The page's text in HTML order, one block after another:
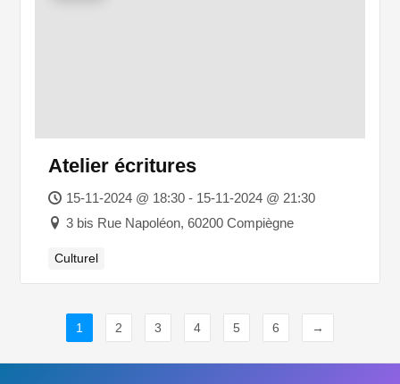
Atelier écritures
15-11-2024 @ 18:30 - 15-11-2024 @ 21:30
3 bis Rue Napoléon, 60200 Compiègne
Culturel
1 2 3 4 5 6 →